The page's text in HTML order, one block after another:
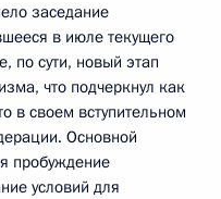
заседание
в июле текущего
по сути, новый этап
что подчеркнул как
в своем вступительном
Основной
пробуждение
условий для